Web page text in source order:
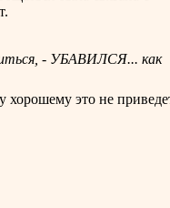
- УБАВИЛСЯ... как
это не